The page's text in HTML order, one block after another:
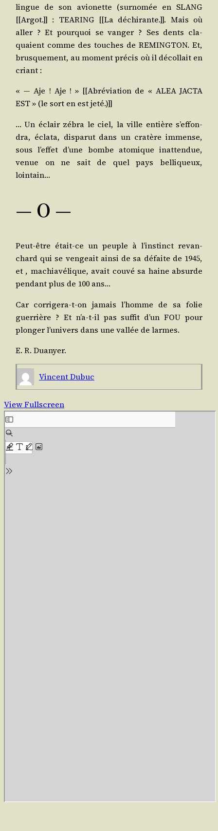
lingue de son avio­nette (sur­no­mée en SLANG
[[Argot.]] : TEARING [[La déchi­rante.]]. Mais où
aller ? Et pour­quoi se van­ger ? Ses dents cla­
quaient comme des touches de REMINGTON. Et,
brus­que­ment, au moment pré­cis où il décol­lait en
criant :
« ― Aje ! Aje ! » [[Abré­via­tion de « ALEA JACTA
EST » (le sort en est jeté.)]]
… Un éclair zébra le ciel, la ville entière s’ef­fon­
dra, écla­ta, dis­pa­rut dans un cra­tère immense,
sous l’ef­fet d’une bombe ato­mique inat­ten­due,
venue on ne sait de quel pays bel­li­queux,
lointain…
— O —
Peut-être était-ce un peuple à l’ins­tinct revan­
chard qui se ven­geait ain­si de sa défaite de 1945,
et , machia­vé­lique, avait cou­vé sa haine absurde
pen­dant plus de 100 ans…
Car cor­ri­ge­ra-t-on jamais l’homme de sa folie
guer­rière ? Et n’a-t-il pas suf­fit d’un FOU pour
plon­ger l’u­ni­vers dans une val­lée de larmes.
E. R. Duanyer.
Vincent Dubuc
View Fullscreen